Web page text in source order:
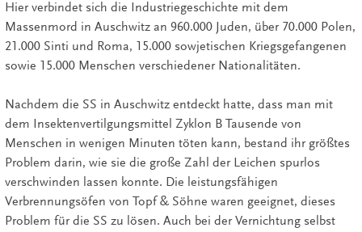
Hier verbindet sich die Industriegeschichte mit dem
Massenmord in Auschwitz an 960.000 Juden, über 70.000 Polen,
21.000 Sinti und Roma, 15.000 sowjetischen Kriegsgefangenen
sowie 15.000 Menschen verschiedener Nationalitäten.
Nachdem die SS in Auschwitz entdeckt hatte, dass man mit
dem Insektenvertilgungsmittel Zyklon B Tausende von
Menschen in wenigen Minuten töten kann, bestand ihr größtes
Problem darin, wie sie die große Zahl der Leichen spurlos
verschwinden lassen konnte. Die leistungsfähigen
Verbrennungsöfen von Topf & Söhne waren geeignet, dieses
Problem für die SS zu lösen. Auch bei der Vernichtung selbst